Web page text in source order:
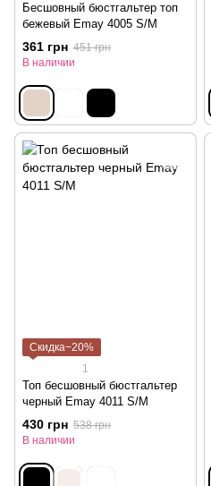
Бесшовный бюстгальтер топ
бежевый Emay 4005 S/M
361 грн 451 грн
В наличии
Скидка−20%
1
Топ бесшовный бюстгальтер
черный Emay 4011 S/M
430 грн 538 грн
В наличии